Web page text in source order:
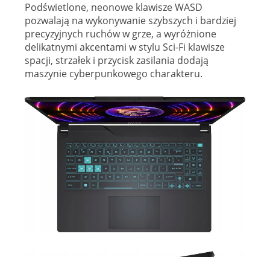
Podświetlone, neonowe klawisze WASD
pozwalają na wykonywanie szybszych i bardziej
precyzyjnych ruchów w grze, a wyróżnione
delikatnymi akcentami w stylu Sci-Fi klawisze
spacji, strzałek i przycisk zasilania dodają
maszynie cyberpunkowego charakteru.